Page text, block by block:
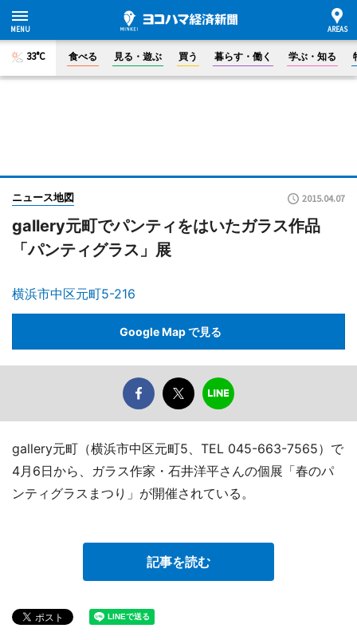
33°C 食べる 見る・遊ぶ 買う 暮らす・働く 学ぶ・知る
ニュース地図 2015.04.07
gallery元町でパンティをはいたガラス作品
「パンティグラス」展
横浜市中区元町5-216
Google Map で見る
gallery元町（横浜市中区元町5、TEL 045-663-7565）で
4月6日から、ガラス作家・石井洋平さんの個展「春のパ
ンティグラスまつり」が開催されている。
記事を読む